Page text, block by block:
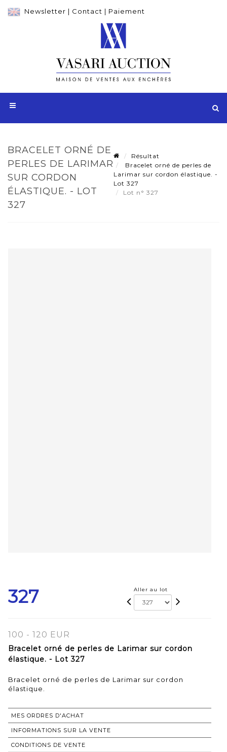
Newsletter | Contact | Paiement
BRACELET ORNÉ DE
PERLES DE LARIMAR
SUR CORDON
ÉLASTIQUE. - LOT
327
Résultat
Bracelet orné de perles de
Larimar sur cordon élastique. -
Lot 327
Lot n° 327
327 Aller au lot
100 - 120 EUR
Bracelet orné de perles de Larimar sur cordon
élastique. - Lot 327
Bracelet orné de perles de Larimar sur cordon
MES ORDRES D'ACHAT
INFORMATIONS SUR LA VENTE
CONDITIONS DE VENTE